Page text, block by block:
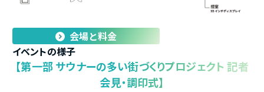
会場と料金
イベントの様子
【第一部 サウナーの多い街づくりプロジェクト 記者
会見・調印式】